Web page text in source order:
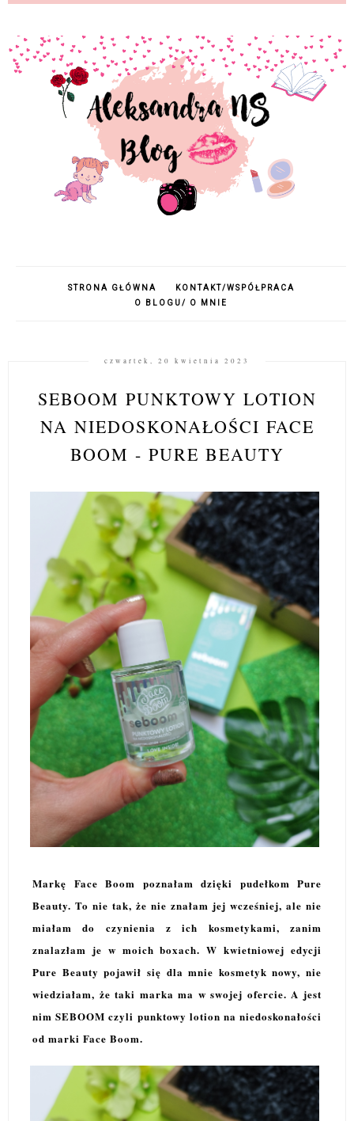
STRONA GŁÓWNA
KONTAKT/WSPÓŁPRACA
O BLOGU/ O MNIE
czwartek, 20 kwietnia 2023
SEBOOM PUNKTOWY LOTION
NA NIEDOSKONAŁOŚCI FACE
BOOM - PURE BEAUTY
Markę Face Boom poznałam dzięki pudełkom Pure
Beauty. To nie tak, że nie znałam jej wcześniej, ale nie
miałam do czynienia z ich kosmetykami, zanim
znalazłam je w moich boxach. W kwietniowej edycji
Pure Beauty pojawił się dla mnie kosmetyk nowy, nie
wiedziałam, że taki marka ma w swojej ofercie. A jest
nim SEBOOM czyli punktowy lotion na niedoskonałości
od marki Face Boom.